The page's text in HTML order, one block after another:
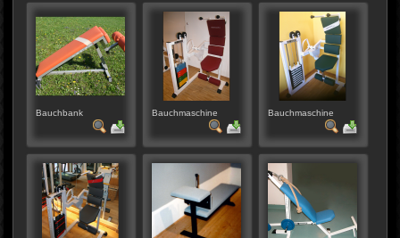
Bauchbank Bauchmaschine Bauchmaschine